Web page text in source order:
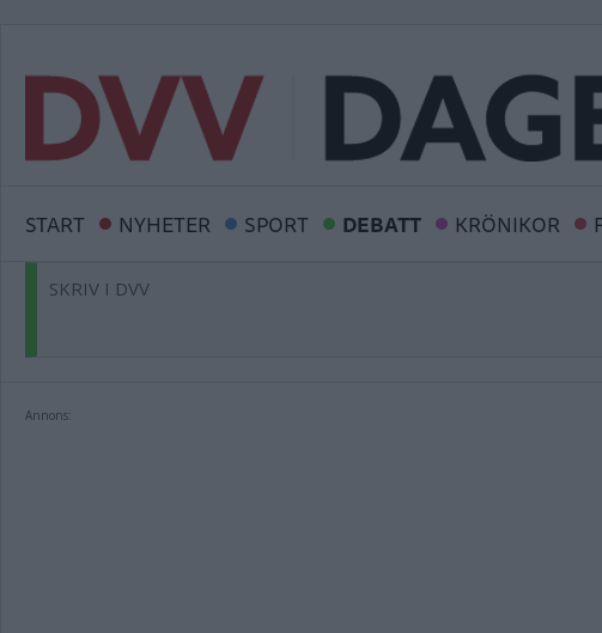
START NYHETER SPORT DEBATT KRÖNIKOR
SKRIV I DVV
Annons: